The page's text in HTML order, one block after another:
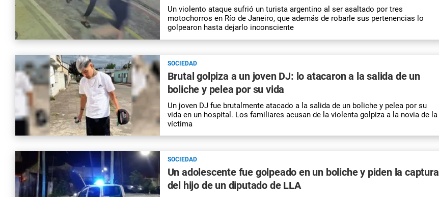
Un violento ataque sufrió un turista argentino al ser asaltado por tres
motochorros en Río de Janeiro, que además de robarle sus pertenencias lo
golpearon hasta dejarlo inconsciente
SOCIEDAD
Brutal golpiza a un joven DJ: lo atacaron a la salida de un
boliche y pelea por su vida
Un joven DJ fue brutalmente atacado a la salida de un boliche y pelea por su
vida en un hospital. Los familiares acusan de la violenta golpiza a la novia de la
víctima
SOCIEDAD
Un adolescente fue golpeado en un boliche y piden la captura
del hijo de un diputado de LLA